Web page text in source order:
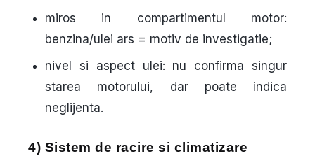
miros in compartimentul motor:
benzina/ulei ars = motiv de investigatie;
nivel si aspect ulei: nu confirma singur
starea motorului, dar poate indica
neglijenta.
4) Sistem de racire si climatizare